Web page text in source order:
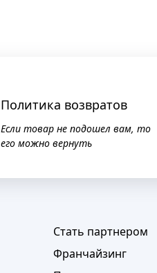
Политика возвратов
Если товар не подошел вам, то
его можно вернуть
Стать партнером
Франчайзинг